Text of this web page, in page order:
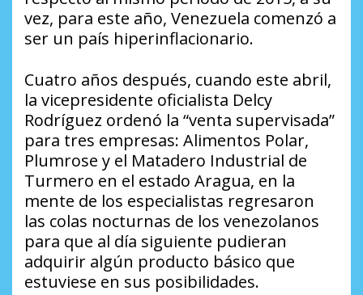
vez, para este año, Venezuela comenzó a
ser un país hiperinflacionario.
Cuatro años después, cuando este abril,
la vicepresidente oficialista Delcy
Rodríguez ordenó la “venta supervisada”
para tres empresas: Alimentos Polar,
Plumrose y el Matadero Industrial de
Turmero en el estado Aragua, en la
mente de los especialistas regresaron
las colas nocturnas de los venezolanos
para que al día siguiente pudieran
adquirir algún producto básico que
estuviese en sus posibilidades.